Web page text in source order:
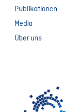
Publikationen
Media
Über uns